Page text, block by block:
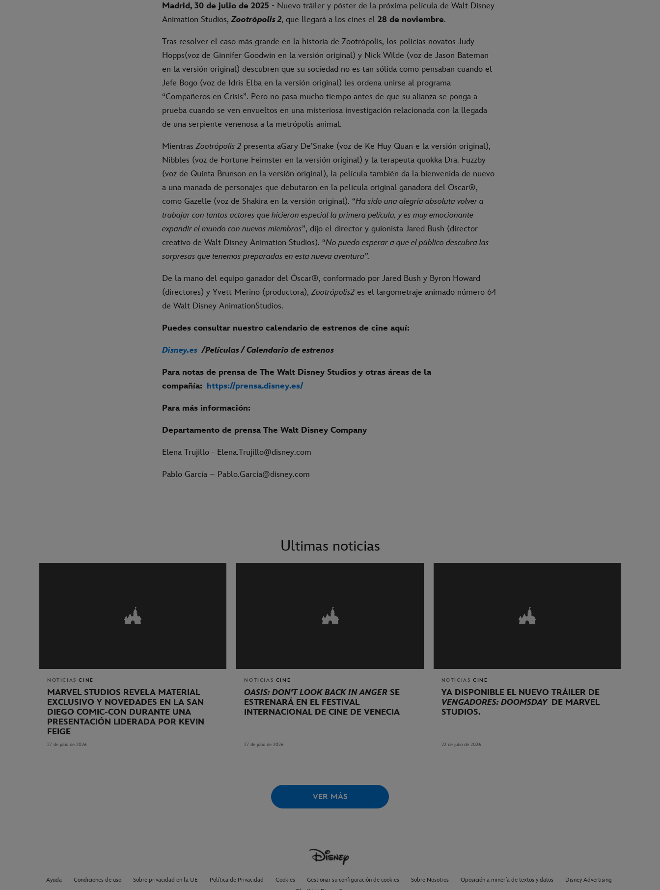
Madrid, 30 de julio de 2025 - Nuevo tráiler y póster de la próxima película de Walt Disney
Animation Studios,Zootrópolis 2, que llegará a los cines el 28 de noviembre.
Tras resolver el caso más grande en la historia de Zootrópolis, los policías novatos Judy
Hopps(voz de Ginnifer Goodwin en la versión original) y Nick Wilde (voz de Jason Bateman
en la versión original) descubren que su sociedad no es tan sólida como pensaban cuando el
Jefe Bogo (voz de Idris Elba en la versión original) les ordena unirse al programa
“Compañeros en Crisis”. Pero no pasa mucho tiempo antes de que su alianza se ponga a
prueba cuando se ven envueltos en una misteriosa investigación relacionada con la llegada
de una serpiente venenosa a la metrópolis animal.
MientrasZootrópolis 2 presenta aGary De’Snake (voz de Ke Huy Quan e la versión original),
Nibbles (voz de Fortune Feimster en la versión original) y la terapeuta quokka Dra. Fuzzby
(voz de Quinta Brunson en la versión original), la película también da la bienvenida de nuevo
a una manada de personajes que debutaron en la película original ganadora del Oscar®,
como Gazelle (voz de Shakira en la versión original). “Ha sido una alegría absoluta volver a
trabajar con tantos actores que hicieron especial la primera película, y es muy emocionante
expandir el mundo con nuevos miembros”, dijo el director y guionista Jared Bush (director
creativo de Walt Disney Animation Studios). “No puedo esperar a que el público descubra las
sorpresas que tenemos preparadas en esta nueva aventura”.
De la mano del equipo ganador del Óscar®, conformado por Jared Bush y Byron Howard
(directores) y Yvett Merino (productora),Zootrópolis2 es el largometraje animado número 64
de Walt Disney AnimationStudios.
Puedes consultar nuestro calendario de estrenos de cine aquí:
Disney.es /Películas / Calendario de estrenos
Para notas de prensa de The Walt Disney Studios y otras áreas de la
compañía: https://prensa.disney.es/
Para más información:
Departamento de prensa The Walt Disney Company
Elena Trujillo - Elena.Trujillo@disney.com
Pablo García – Pablo.Garcia@disney.com
Últimas noticias
NOTICIAS CINE
MARVEL STUDIOS REVELA MATERIAL
EXCLUSIVO Y NOVEDADES EN LA SAN
DIEGO COMIC-CON DURANTE UNA
PRESENTACIÓN LIDERADA POR KEVIN
FEIGE
27 de julio de 2026
NOTICIAS CINE
OASIS: DON'T LOOK BACK IN ANGER SE
ESTRENARÁ EN EL FESTIVAL
INTERNACIONAL DE CINE DE VENECIA
27 de julio de 2026
NOTICIAS CINE
YA DISPONIBLE EL NUEVO TRÁILER DE
VENGADORES: DOOMSDAYDE MARVEL
STUDIOS.
22 de julio de 2026
VER MÁS
Ayuda Condiciones de uso Sobre privacidad en la UE Política de Privacidad Cookies Gestionar su configuración de cookies Sobre Nosotros Oposición a minería de textos y datos
Disney Advertising